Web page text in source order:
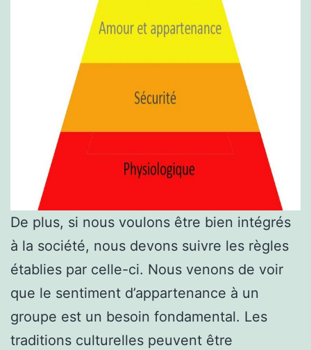
De plus, si nous voulons être bien intégrés
à la société, nous devons suivre les règles
établies par celle-ci. Nous venons de voir
que le sentiment d’appartenance à un
groupe est un besoin fondamental. Les
traditions culturelles peuvent être